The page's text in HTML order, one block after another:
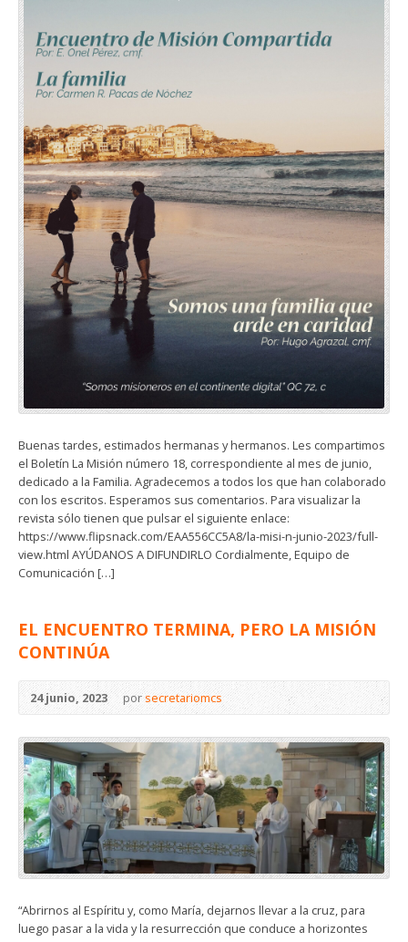
Buenas tardes, estimados hermanas y hermanos. Les compartimos
el Boletín La Misión número 18, correspondiente al mes de junio,
dedicado a la Familia. Agradecemos a todos los que han colaborado
con los escritos. Esperamos sus comentarios. Para visualizar la
revista sólo tienen que pulsar el siguiente enlace:
https://www.flipsnack.com/EAA556CC5A8/la-misi-n-junio-2023/full-
view.html AYÚDANOS A DIFUNDIRLO Cordialmente, Equipo de
Comunicación […]
EL ENCUENTRO TERMINA, PERO LA MISIÓN
CONTINÚA
24 junio, 2023 porsecretariomcs
“Abrirnos al Espíritu y, como María, dejarnos llevar a la cruz, para
luego pasar a la vida y la resurrección que conduce a horizontes